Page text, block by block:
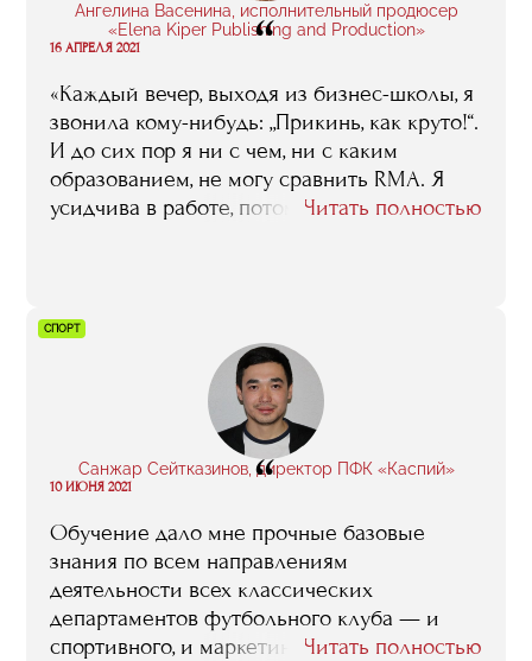
Ангелина Васенина, исполнительный продюсер
«Elena Kiper Publishing and Production»
“
16 АПРЕЛЯ 2021
«Каждый вечер, выходя из бизнес-школы, я
звонила кому-нибудь: „Прикинь, как круто!“.
И до сих пор я ни с чем, ни с каким
образованием, не могу сравнить RMA. Я
усидчива в работе, потому что я ее люблю,
меня это волшебное, особенное, место!»
Читать полностью
СПОРТ
Санжар Сейтказинов, директор ПФК «Каспий»
“
10 ИЮНЯ 2021
Обучение дало мне прочные базовые
знания по всем направлениям
деятельности всех классических
департаментов футбольного клуба — и
спортивного, и маркетингового, иЧитать полностью